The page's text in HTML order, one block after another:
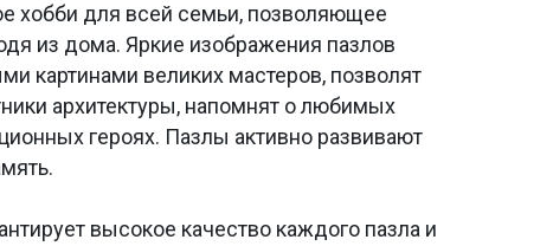
хобби для всей семьи, позволяющее
из дома. Яркие изображения пазлов
картинами великих мастеров, позволят
архитектуры, напомнят о любимых
героях. Пазлы активно развивают
высокое качество каждого пазла и